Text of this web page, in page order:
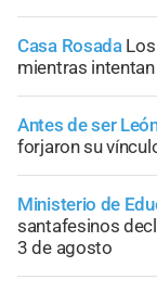
Casa Rosada
mientras
Antes de ser
forjaron su
Ministerio de
santafesinos
3 de agosto